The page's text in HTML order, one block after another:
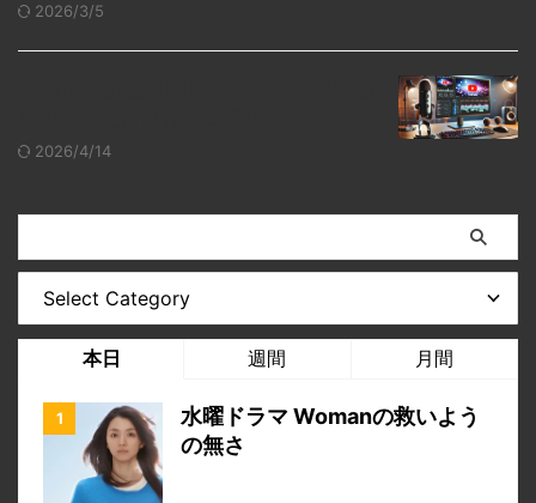
2026/3/5
2026/4/14
本日 週間 月間
水曜ドラマ Womanの救いよう
の無さ